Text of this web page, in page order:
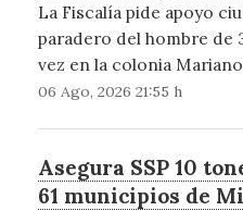
La Fiscalía pide apoyo
paradero del hombre de
vez en la colonia
06 Ago, 2026 21:55 h
Asegura SSP 10
61 municipios de